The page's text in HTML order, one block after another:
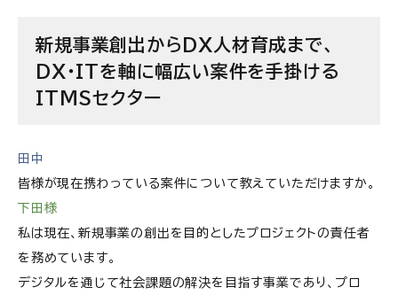
新規事業創出からDX人材育成まで、
DX・ITを軸に幅広い案件を手掛ける
ITMSセクター
田中
皆様が現在携わっている案件について教えていただけますか。
下田様
私は現在、新規事業の創出を目的としたプロジェクトの責任者
を務めています。
デジタルを通じて社会課題の解決を目指す事業であり、プロ